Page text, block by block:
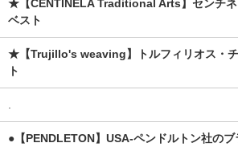
★【CENTINELA Traditional Arts】センチネ
ベスト
★【Trujillo's weaving】トルフィリオス・チ
ト
.
●【PENDLETON】USA-ペンドルトン社の